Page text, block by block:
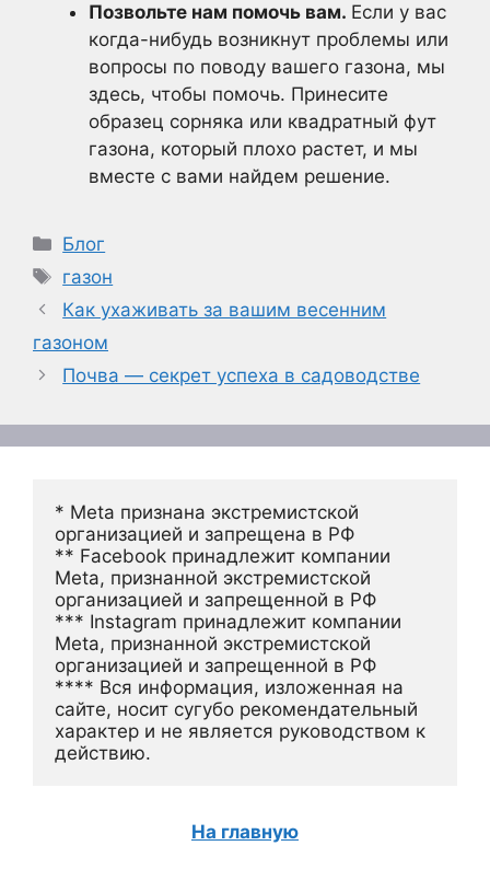
Позвольте нам помочь вам. Если у вас
когда-нибудь возникнут проблемы или
вопросы по поводу вашего газона, мы
здесь, чтобы помочь. Принесите
образец сорняка или квадратный фут
газона, который плохо растет, и мы
вместе с вами найдем решение.
Рубрики
Блог
Метки
газон
Как ухаживать за вашим весенним
газоном
Почва — секрет успеха в садоводстве
* Meta признана экстремистской
организацией и запрещена в РФ
** Facebook принадлежит компании
Meta, признанной экстремистской
организацией и запрещенной в РФ
*** Instagram принадлежит компании
Meta, признанной экстремистской
организацией и запрещенной в РФ
**** Вся информация, изложенная на
сайте, носит сугубо рекомендательный
характер и не является руководством к
действию.
На главную